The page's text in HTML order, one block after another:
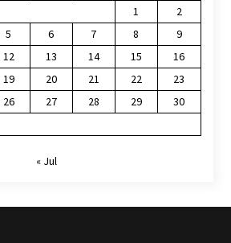
1
2
5 6 7 8
9
12 13 14 15
16
19 20 21 22
23
26 27 28 29
30
« Jul